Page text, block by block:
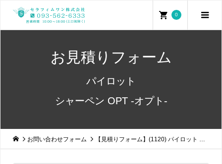
0
お見積りフォーム
パイロット
シャーペン OPT -オプト-
お問い合わせフォーム 【見積りフォーム】(1120) パイロット シャーペン OPT オプト